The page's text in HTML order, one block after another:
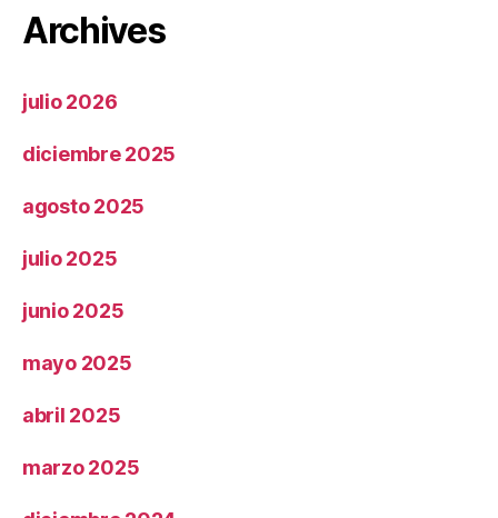
Archives
julio 2026
diciembre 2025
agosto 2025
julio 2025
junio 2025
mayo 2025
abril 2025
marzo 2025